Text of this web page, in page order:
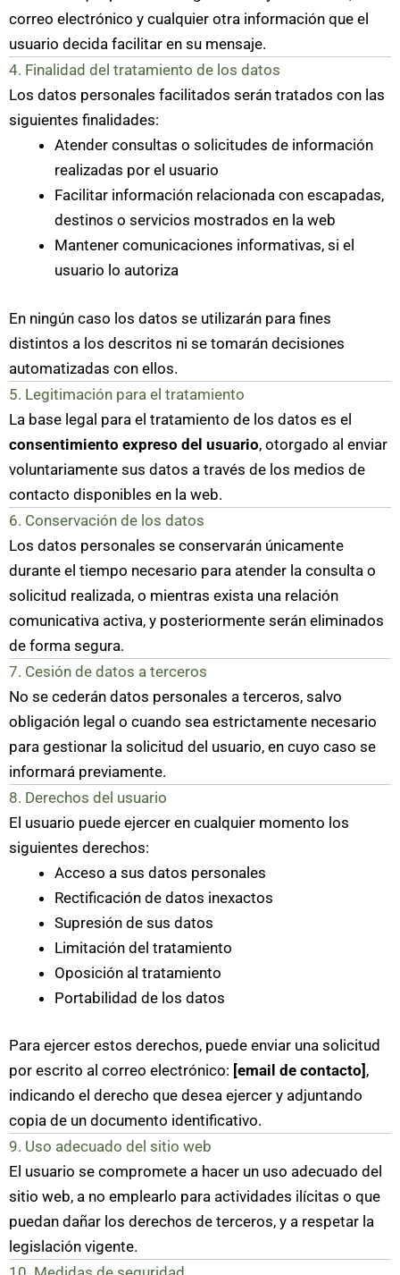
correo electrónico y cualquier otra información que el
usuario decida facilitar en su mensaje.
4. Finalidad del tratamiento de los datos
Los datos personales facilitados serán tratados con las
siguientes finalidades:
Atender consultas o solicitudes de información
realizadas por el usuario
Facilitar información relacionada con escapadas,
destinos o servicios mostrados en la web
Mantener comunicaciones informativas, si el
usuario lo autoriza
En ningún caso los datos se utilizarán para fines
distintos a los descritos ni se tomarán decisiones
automatizadas con ellos.
5. Legitimación para el tratamiento
La base legal para el tratamiento de los datos es el
consentimiento expreso del usuario, otorgado al enviar
voluntariamente sus datos a través de los medios de
contacto disponibles en la web.
6. Conservación de los datos
Los datos personales se conservarán únicamente
durante el tiempo necesario para atender la consulta o
solicitud realizada, o mientras exista una relación
comunicativa activa, y posteriormente serán eliminados
de forma segura.
7. Cesión de datos a terceros
No se cederán datos personales a terceros, salvo
obligación legal o cuando sea estrictamente necesario
para gestionar la solicitud del usuario, en cuyo caso se
informará previamente.
8. Derechos del usuario
El usuario puede ejercer en cualquier momento los
siguientes derechos:
Acceso a sus datos personales
Rectificación de datos inexactos
Supresión de sus datos
Limitación del tratamiento
Oposición al tratamiento
Portabilidad de los datos
Para ejercer estos derechos, puede enviar una solicitud
por escrito al correo electrónico: [email de contacto] ,
indicando el derecho que desea ejercer y adjuntando
copia de un documento identificativo.
9. Uso adecuado del sitio web
El usuario se compromete a hacer un uso adecuado del
sitio web, a no emplearlo para actividades ilícitas o que
puedan dañar los derechos de terceros, y a respetar la
legislación vigente.